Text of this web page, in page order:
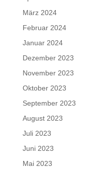
März 2024
Februar 2024
Januar 2024
Dezember 2023
November 2023
Oktober 2023
September 2023
August 2023
Juli 2023
Juni 2023
Mai 2023